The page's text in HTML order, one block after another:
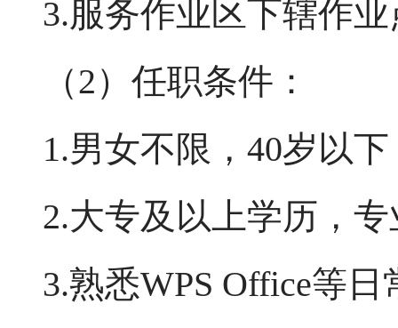
3.服务作业区下辖作
（2）任职条件：
1.男女不限，40岁以下
2.大专及以上学历，
3.熟悉WPS Office等